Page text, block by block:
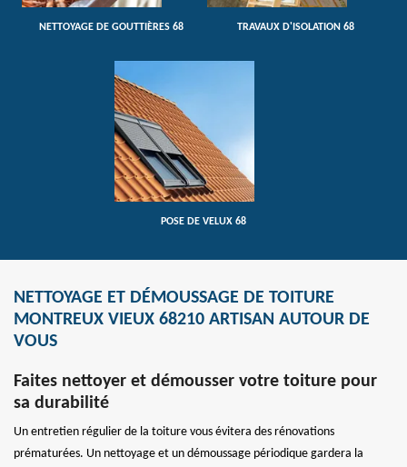
NETTOYAGE DE GOUTTIÈRES 68 TRAVAUX D'ISOLATION 68
POSE DE VELUX 68
NETTOYAGE ET DÉMOUSSAGE DE TOITURE
MONTREUX VIEUX 68210 ARTISAN AUTOUR DE
VOUS
Faites nettoyer et démousser votre toiture pour
sa durabilité
Un entretien régulier de la toiture vous évitera des rénovations
prématurées. Un nettoyage et un démoussage périodique gardera la